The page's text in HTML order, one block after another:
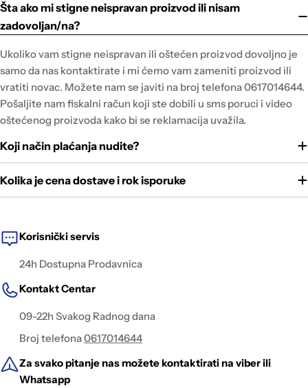
Šta ako mi stigne neispravan proizvod ili nisam
zadovoljan/na?
Ukoliko vam stigne neispravan ili oštećen proizvod dovoljno je
samo da nas kontaktirate i mi ćemo vam zameniti proizvod ili
vratiti novac. Možete nam se javiti na broj telefona 0617014644.
Pošaljite nam fiskalni račun koji ste dobili u sms poruci i video
oštećenog proizvoda kako bi se reklamacija uvažila.
Koji način plaćanja nudite?
Kolika je cena dostave i rok isporuke
Korisnički servis
24h Dostupna Prodavnica
Kontakt Centar
09-22h Svakog Radnog dana
Broj telefona0617014644
Za svako pitanje nas možete kontaktirati na viber ili
Whatsapp